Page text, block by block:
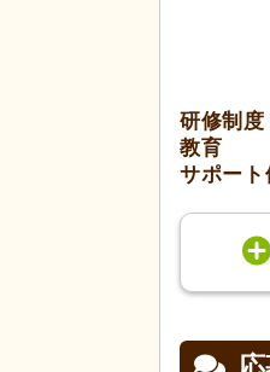
研修制度
教育
サポート